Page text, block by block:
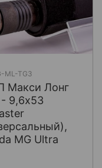
ML-TG3
Макси Лонг
9,6x53
MG Ultra